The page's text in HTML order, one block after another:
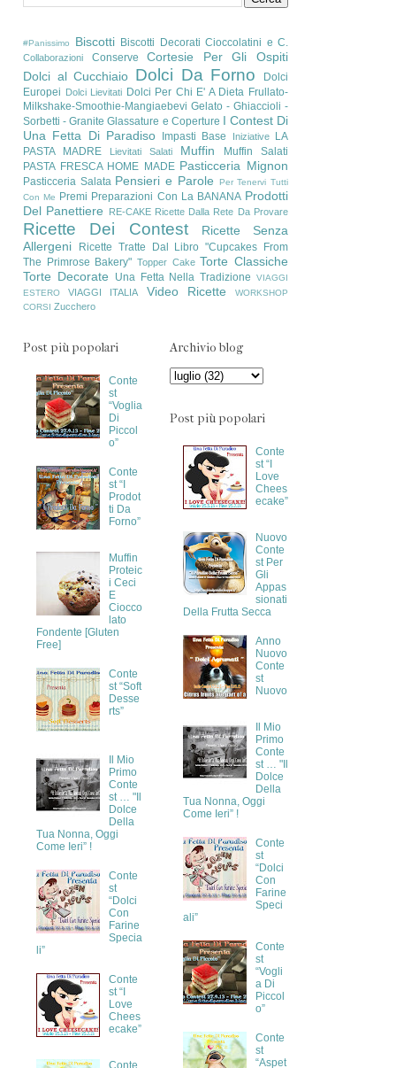
#Panissimo Biscotti Biscotti Decorati Cioccolatini e C.
Collaborazioni Conserve
Cortesie Per Gli Ospiti
Dolci al Cucchiaio Dolci Da Forno
Dolci
Europei Dolci Lievitati Dolci Per Chi E' A Dieta Frullato-
Milkshake-Smoothie-Mangiaebevi Gelato - Ghiaccioli -
Sorbetti - Granite Glassature e Coperture I Contest Di
Una Fetta Di Paradiso Impasti Base Iniziative
LA
PASTA MADRE
Lievitati Salati Muffin
Muffin Salati
PASTA FRESCA HOME MADE Pasticceria Mignon
Pasticceria Salata Pensieri e Parole
Per Tenervi Tutti
Con Me Premi Preparazioni Con La BANANA Prodotti
Del Panettiere
RE-CAKE Ricette Dalla Rete Da Provare
Ricette Dei Contest
Ricette Senza
Allergeni
Ricette Tratte Dal Libro "Cupcakes From
The Primrose Bakery" Topper Cake Torte Classiche
Torte Decorate
Una Fetta Nella Tradizione
VIAGGI
ESTERO
VIAGGI ITALIA Video Ricette
WORKSHOP
CORSI Zucchero
Post più popolari
Conte
st
“Voglia
Di
Piccol
o”
Conte
st “I
Prodot
ti Da
Forno”
Muffin
Proteic
i Ceci
E
Ciocco
lato
Fondente [Gluten
Free]
Conte
st “Soft
Desse
rts”
Il Mio
Primo
Conte
st … "Il
Dolce
Della
Tua Nonna, Oggi
Come Ieri” !
Conte
st
“Dolci
Con
Farine
Specia
li”
Conte
st “I
Love
Chees
ecake”
Conte
Archivio blog
Post più popolari
Conte
st “I
Love
Chees
ecake”
Nuovo
Conte
st Per
Gli
Appas
sionati
Della Frutta Secca
Anno
Nuovo
Conte
st
Nuovo
Il Mio
Primo
Conte
st … "Il
Dolce
Della
Tua Nonna, Oggi
Come Ieri” !
Conte
st
“Dolci
Con
Farine
Speci
ali”
Conte
st
“Vogli
a Di
Piccol
o”
Conte
st
“Aspet